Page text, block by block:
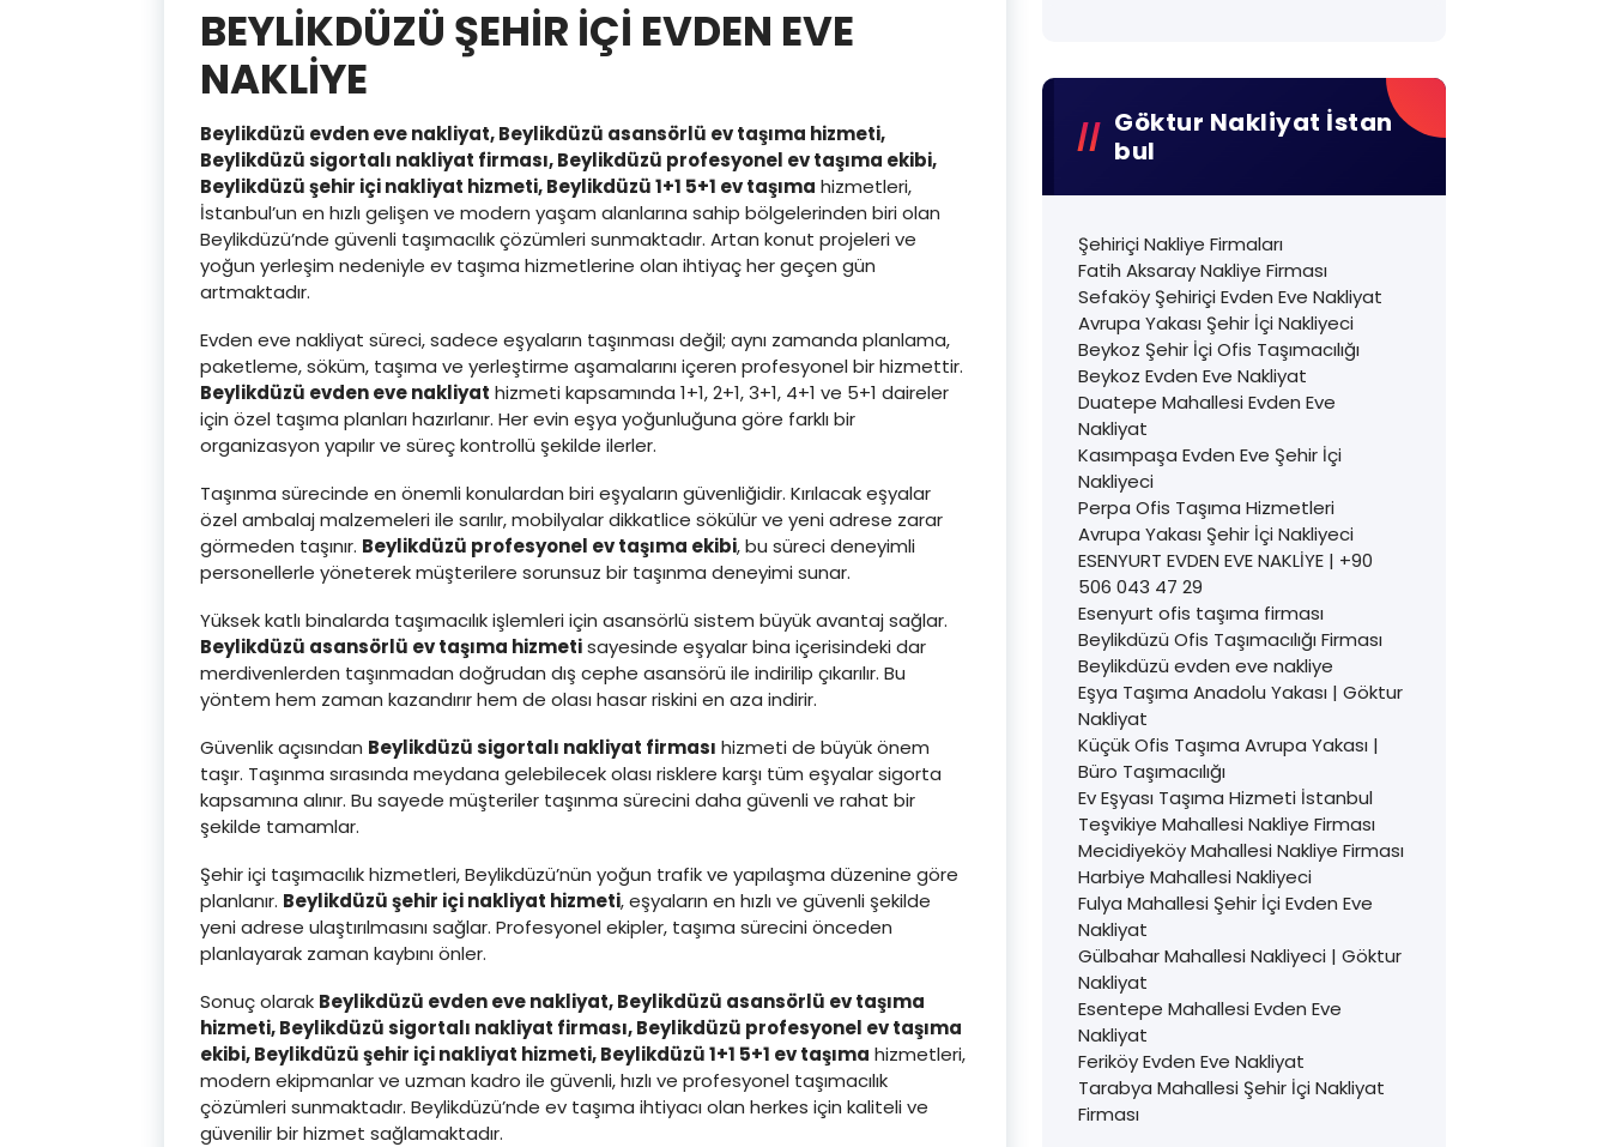
BEYLİKDÜZÜ ŞEHİR İÇİ EVDEN EVE
NAKLİYE
Beylikdüzü evden eve nakliyat, Beylikdüzü asansörlü ev taşıma hizmeti,
Beylikdüzü sigortalı nakliyat firması, Beylikdüzü profesyonel ev taşıma ekibi,
Beylikdüzü şehir içi nakliyat hizmeti, Beylikdüzü 1+1 5+1 ev taşıma hizmetleri,
İstanbul’un en hızlı gelişen ve modern yaşam alanlarına sahip bölgelerinden biri olan
Beylikdüzü’nde güvenli taşımacılık çözümleri sunmaktadır. Artan konut projeleri ve
yoğun yerleşim nedeniyle ev taşıma hizmetlerine olan ihtiyaç her geçen gün
artmaktadır.
Evden eve nakliyat süreci, sadece eşyaların taşınması değil; aynı zamanda planlama,
paketleme, söküm, taşıma ve yerleştirme aşamalarını içeren profesyonel bir hizmettir.
Beylikdüzü evden eve nakliyat hizmeti kapsamında 1+1, 2+1, 3+1, 4+1 ve 5+1 daireler
için özel taşıma planları hazırlanır. Her evin eşya yoğunluğuna göre farklı bir
organizasyon yapılır ve süreç kontrollü şekilde ilerler.
Taşınma sürecinde en önemli konulardan biri eşyaların güvenliğidir. Kırılacak eşyalar
özel ambalaj malzemeleri ile sarılır, mobilyalar dikkatlice sökülür ve yeni adrese zarar
görmeden taşınır. Beylikdüzü profesyonel ev taşıma ekibi, bu süreci deneyimli
personellerle yöneterek müşterilere sorunsuz bir taşınma deneyimi sunar.
Yüksek katlı binalarda taşımacılık işlemleri için asansörlü sistem büyük avantaj sağlar.
Beylikdüzü asansörlü ev taşıma hizmetisayesinde eşyalar bina içerisindeki dar
merdivenlerden taşınmadan doğrudan dış cephe asansörü ile indirilip çıkarılır. Bu
yöntem hem zaman kazandırır hem de olası hasar riskini en aza indirir.
Güvenlik açısından Beylikdüzü sigortalı nakliyat firması hizmeti de büyük önem
taşır. Taşınma sırasında meydana gelebilecek olası risklere karşı tüm eşyalar sigorta
kapsamına alınır. Bu sayede müşteriler taşınma sürecini daha güvenli ve rahat bir
şekilde tamamlar.
Şehir içi taşımacılık hizmetleri, Beylikdüzü’nün yoğun trafik ve yapılaşma düzenine göre
planlanır. Beylikdüzü şehir içi nakliyat hizmeti, eşyaların en hızlı ve güvenli şekilde
yeni adrese ulaştırılmasını sağlar. Profesyonel ekipler, taşıma sürecini önceden
planlayarak zaman kaybını önler.
Sonuç olarak Beylikdüzü evden eve nakliyat, Beylikdüzü asansörlü ev taşıma
hizmeti, Beylikdüzü sigortalı nakliyat firması, Beylikdüzü profesyonel ev taşıma
ekibi, Beylikdüzü şehir içi nakliyat hizmeti, Beylikdüzü 1+1 5+1 ev taşıma hizmetleri,
modern ekipmanlar ve uzman kadro ile güvenli, hızlı ve profesyonel taşımacılık
çözümleri sunmaktadır. Beylikdüzü’nde ev taşıma ihtiyacı olan herkes için kaliteli ve
güvenilir bir hizmet sağlamaktadır.
Göktur Nakliyat İstan
Bul
Şehiriçi Nakliye Firmaları
Fatih Aksaray Nakliye Firması
Sefaköy Şehiriçi Evden Eve Nakliyat
Avrupa Yakası Şehir İçi Nakliyeci
Beykoz Şehir İçi Ofis Taşımacılığı
Beykoz Evden Eve Nakliyat
Duatepe Mahallesi Evden Eve
Nakliyat
Kasımpaşa Evden Eve Şehir İçi
Nakliyeci
Perpa Ofis Taşıma Hizmetleri
Avrupa Yakası Şehir İçi Nakliyeci
ESENYURT EVDEN EVE NAKLİYE | +90
506 043 47 29
Esenyurt ofis taşıma firması
Beylikdüzü Ofis Taşımacılığı Firması
Beylikdüzü evden eve nakliye
Eşya Taşıma Anadolu Yakası | Göktur
Nakliyat
Küçük Ofis Taşıma Avrupa Yakası |
Büro Taşımacılığı
Ev Eşyası Taşıma Hizmeti İstanbul
Teşvikiye Mahallesi Nakliye Firması
Mecidiyeköy Mahallesi Nakliye Firması
Harbiye Mahallesi Nakliyeci
Fulya Mahallesi Şehir İçi Evden Eve
Nakliyat
Gülbahar Mahallesi Nakliyeci | Göktur
Nakliyat
Esentepe Mahallesi Evden Eve
Nakliyat
Feriköy Evden Eve Nakliyat
Tarabya Mahallesi Şehir İçi Nakliyat
Firması